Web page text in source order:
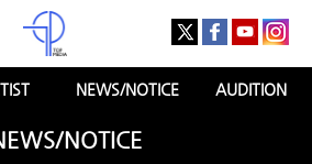
NEWS/NOTICE AUDITION
NOTICE